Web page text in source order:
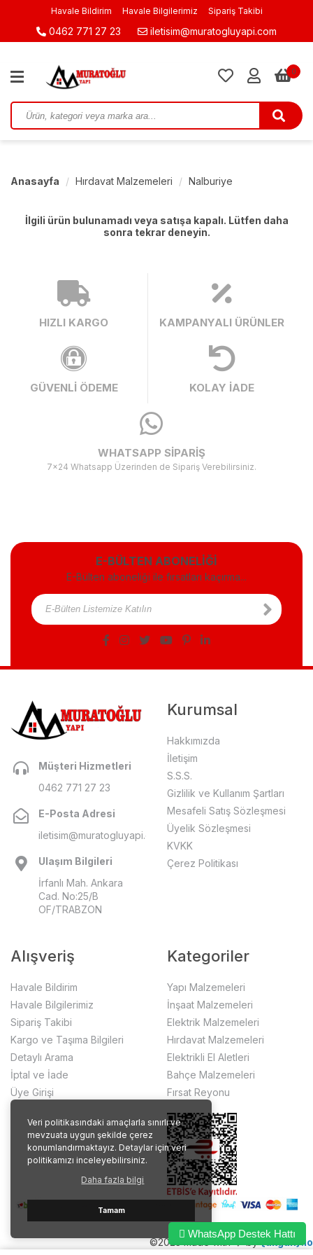
Veri politikasındaki amaçlarla sınırlı ve
mevzuata uygun şekilde çerez
konumlandırmaktayız. Detaylar için veri
politikamızı inceleyebilirsiniz.
Daha fazla bilgi
Tamam
Havale Bildirim Havale Bilgilerimiz Sipariş Takibi
0462 771 27 23 iletisim@muratogluyapi.com
0
Anasayfa Hırdavat Malzemeleri Nalburiye
İlgili ürün bulunamadı veya satışa kapalı. Lütfen daha
sonra tekrar deneyin.
HIZLI KARGO KAMPANYALI ÜRÜNLER
GÜVENLİ ÖDEME KOLAY İADE
WHATSAPP SİPARİŞ
7x24 Whatsapp Üzerinden de Sipariş Verebilirsiniz.
E-BÜLTEN ABONELİĞİ
E-Bülten aboneliği ile fırsatları kaçırma...
Müşteri Hizmetleri
0462 771 27 23
E-Posta Adresi
iletisim@muratogluyapi.com
Ulaşım Bilgileri
İrfanlı Mah. Ankara
Cad. No:25/B
OF/TRABZON
Kurumsal
Hakkımızda
İletişim
S.S.S.
Gizlilik ve Kullanım Şartları
Mesafeli Satış Sözleşmesi
Üyelik Sözleşmesi
KVKK
Çerez Politikası
Alışveriş
Havale Bildirim
Havale Bilgilerimiz
Sipariş Takibi
Kargo ve Taşıma Bilgileri
Detaylı Arama
İptal ve İade
Üye Girişi
Kategoriler
Yapı Malzemeleri
İnşaat Malzemeleri
Elektrik Malzemeleri
Hırdavat Malzemeleri
Elektrikli El Aletleri
Bahçe Malzemeleri
Fırsat Reyonu
©2023 made with ❤️ by {akgun}.io
WhatsApp Destek Hattı